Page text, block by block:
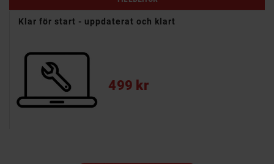
Klar för start - uppdaterat och klart
499 kr
Pris